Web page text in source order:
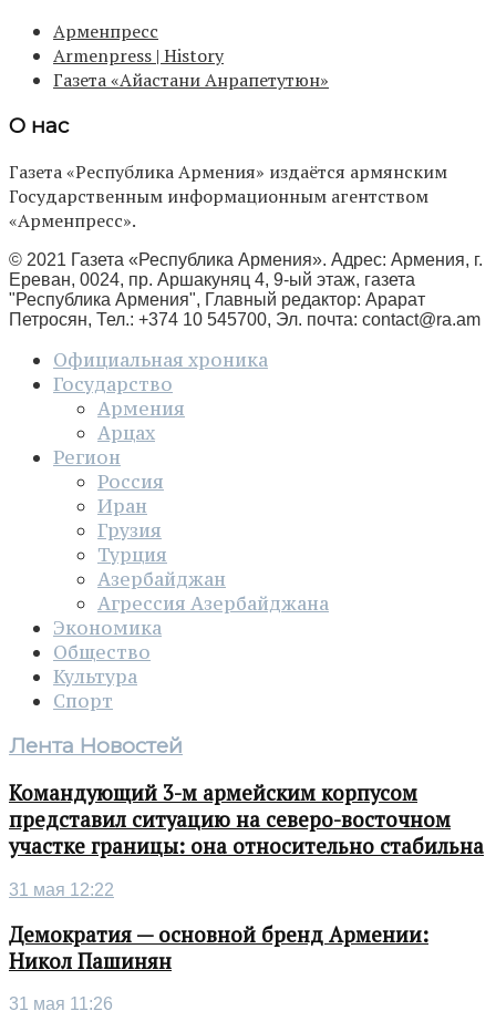
Арменпресс
Armenpress | History
Газета «Айастани Анрапетутюн»
О нас
Газета «Республика Армения» издаётся армянским
Государственным информационным агентством
«Арменпресс».
© 2021 Газета «Республика Армения». Адрес: Армения, г.
Ереван, 0024, пр. Аршакуняц 4, 9-ый этаж, газета
"Республика Армения", Главный редактор: Арарат
Петросян, Тел.: +374 10 545700, Эл. почта: contact@ra.am
Официальная хроника
Государство
Армения
Арцах
Регион
Россия
Иран
Грузия
Турция
Азербайджан
Агрессия Азербайджана
Экономика
Общество
Культура
Спорт
Лента Новостей
Командующий 3-м армейским корпусом
представил ситуацию на северо-восточном
участке границы: она относительно стабильна
31 мая 12:22
Демократия — основной бренд Армении:
Никол Пашинян
31 мая 11:26